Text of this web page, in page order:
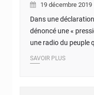
19 décembre 2019
Dans une
dénoncé une «
une radio du peuple
SAVOIR PLUS